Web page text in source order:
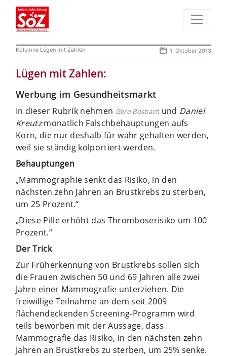
Kolumne Lügen mit Zahlen 1. Oktober 2013
Lügen mit Zahlen:
Werbung im Gesundheitsmarkt
In dieser Rubrik nehmen Gerd Bosbach und Daniel
Kreutzmonatlich Falschbehauptungen aufs
Korn, die nur deshalb für wahr gehalten werden,
weil sie ständig kolportiert werden.
Behauptungen
„Mammographie senkt das Risiko, in den
nächsten zehn Jahren an Brustkrebs zu sterben,
um 25 Prozent.“
„Diese Pille erhöht das Thromboserisiko um 100
Prozent.“
Der Trick
Zur Früherkennung von Brustkrebs sollen sich
die Frauen zwischen 50 und 69 Jahren alle zwei
Jahre einer Mammografie unterziehen. Die
freiwillige Teilnahme an dem seit 2009
flächendeckenden Screening-Programm wird
teils beworben mit der Aussage, dass
Mammografie das Risiko, in den nächsten zehn
Jahren an Brustkrebs zu sterben, um 25% senke.